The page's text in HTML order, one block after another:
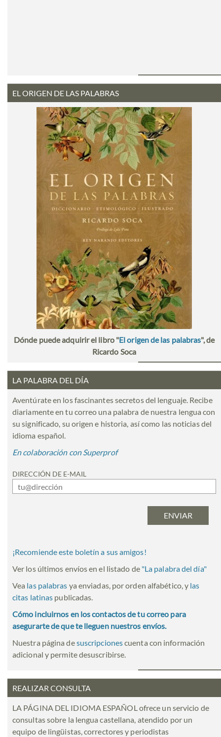
EL ORIGEN DE LAS PALABRAS
Dónde puede adquirir el libro "El origen de las palabras", de
Ricardo Soca
LA PALABRA DEL DÍA
Aventúrate en los fascinantes secretos del lenguaje. Recibe
diariamente en tu correo una palabra de nuestra lengua con
su significado, su origen e historia, así como las noticias del
idioma español.
En colaboración con Superprof
DIRECCIÓN DE E-MAIL
¡Recomiende este boletín a sus amigos!
Ver los últimos envíos en el listado de "La palabra del día"
Vea las palabras ya enviadas, por orden alfabético, y las
citas latinas publicadas.
Cómo incluirnos en los contactos de tu correo para
asegurarte de que te lleguen nuestros envíos.
Nuestra página desuscripcionescuenta con información
adicional y permite desuscribirse.
REALIZAR CONSULTA
LA PÁGINA DEL IDIOMA ESPAÑOL ofrece un servicio de
consultas sobre la lengua castellana, atendido por un
equipo de lingüistas, correctores y periodistas